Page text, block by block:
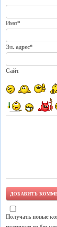
Имя*
Эл. адрес*
Сайт
Получать новые